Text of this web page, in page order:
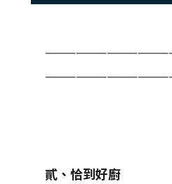
貳、恰到好廚